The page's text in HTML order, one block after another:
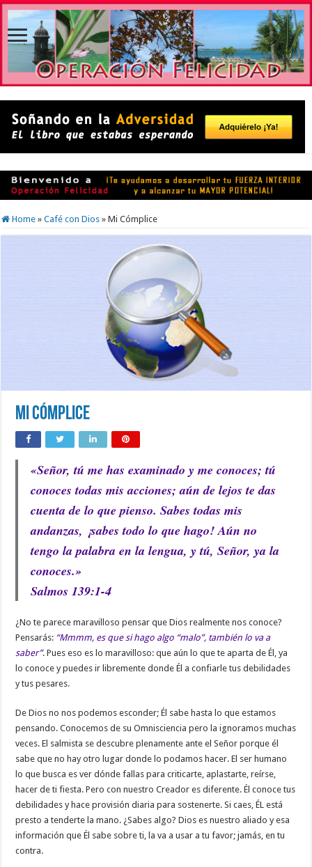
Home » Café con Dios » Mi Cómplice
Mi Cómplice
«Señor, tú me has examinado y me conoces; tú
conoces todas mis acciones; aún de lejos te das
cuenta de lo que pienso. Sabes todas mis
andanzas, ¡sabes todo lo que hago! Aún no
tengo la palabra en la lengua, y tú, Señor, ya la
conoces.»
Salmos 139:1-4
¿No te parece maravilloso pensar que Dios realmente nos conoce?
Pensarás: “Mmmm, es que si hago algo “malo”, también lo va a
saber”. Pues eso es lo maravilloso: que aún lo que te aparta de Él, ya
lo conoce y puedes ir libremente donde Él a confiarle tus debilidades
y tus pesares.
De Dios no nos podemos esconder; Él sabe hasta lo que estamos
pensando. Conocemos de su Omnisciencia pero la ignoramos muchas
veces. El salmista se descubre plenamente ante el Señor porque él
sabe que no hay otro lugar donde lo podamos hacer. El ser humano
lo que busca es ver dónde fallas para criticarte, aplastarte, reírse,
hacer de ti fiesta. Pero con nuestro Creador es diferente. Él conoce tus
debilidades y hace provisión diaria para sostenerte. Si caes, ÉL está
presto a tenderte la mano. ¿Sabes algo? Dios es nuestro aliado y esa
información que Él sabe sobre ti, la va a usar a tu favor; jamás, en tu
contra.